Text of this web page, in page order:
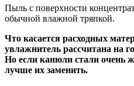
Пыль с поверхности
обычной влажной тряпкой.
Что касается расходных
увлажнитель рассчитана на
Но если канюли стали очень
лучше их заменить.